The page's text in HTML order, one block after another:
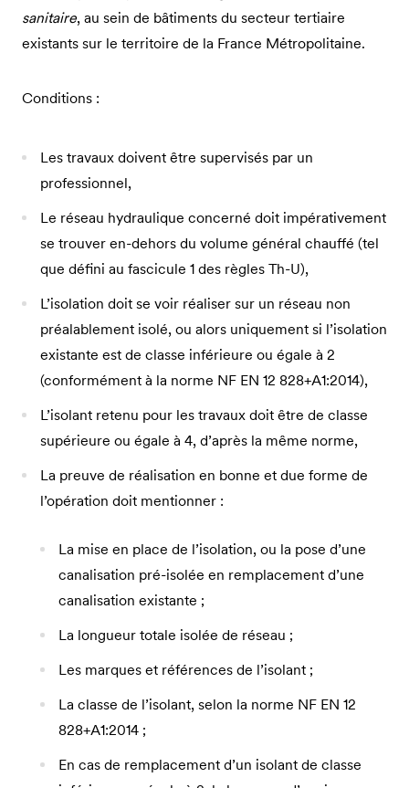
sanitaire, au sein de bâtiments du secteur tertiaire
existants sur le territoire de la France Métropolitaine.
Conditions :
Les travaux doivent être supervisés par un
professionnel,
Le réseau hydraulique concerné doit impérativement
se trouver en-dehors du volume général chauffé (tel
que défini au fascicule 1 des règles Th-U),
L’isolation doit se voir réaliser sur un réseau non
préalablement isolé, ou alors uniquement si l’isolation
existante est de classe inférieure ou égale à 2
(conformément à la norme NF EN 12 828+A1:2014),
L’isolant retenu pour les travaux doit être de classe
supérieure ou égale à 4, d’après la même norme,
La preuve de réalisation en bonne et due forme de
l’opération doit mentionner :
La mise en place de l’isolation, ou la pose d’une
canalisation pré-isolée en remplacement d’une
canalisation existante ;
La longueur totale isolée de réseau ;
Les marques et références de l’isolant ;
La classe de l’isolant, selon la norme NF EN 12
828+A1:2014 ;
En cas de remplacement d’un isolant de classe